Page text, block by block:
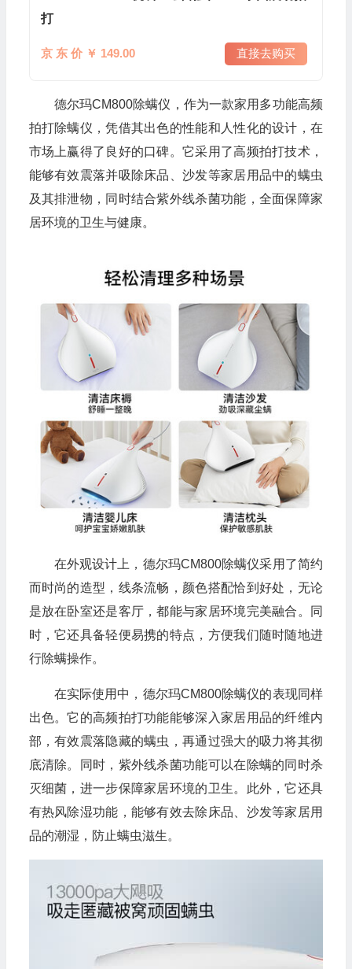
打
京 东 价 ￥ 149.00 直接去购买
德尔玛CM800除螨仪，作为一款家用多功能高频
拍打除螨仪，凭借其出色的性能和人性化的设计，在
市场上赢得了良好的口碑。它采用了高频拍打技术，
能够有效震落并吸除床品、沙发等家居用品中的螨虫
及其排泄物，同时结合紫外线杀菌功能，全面保障家
居环境的卫生与健康。
在外观设计上，德尔玛CM800除螨仪采用了简约
而时尚的造型，线条流畅，颜色搭配恰到好处，无论
是放在卧室还是客厅，都能与家居环境完美融合。同
时，它还具备轻便易携的特点，方便我们随时随地进
行除螨操作。
在实际使用中，德尔玛CM800除螨仪的表现同样
出色。它的高频拍打功能能够深入家居用品的纤维内
部，有效震落隐藏的螨虫，再通过强大的吸力将其彻
底清除。同时，紫外线杀菌功能可以在除螨的同时杀
灭细菌，进一步保障家居环境的卫生。此外，它还具
有热风除湿功能，能够有效去除床品、沙发等家居用
品的潮湿，防止螨虫滋生。